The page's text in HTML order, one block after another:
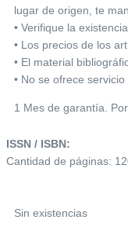
lugar de origen, te
• Verifique la
• Los precios de los
• El material
• No se ofrece
1 Mes de garantía.
ISSN / ISBN:
Cantidad de páginas:
Sin existencias